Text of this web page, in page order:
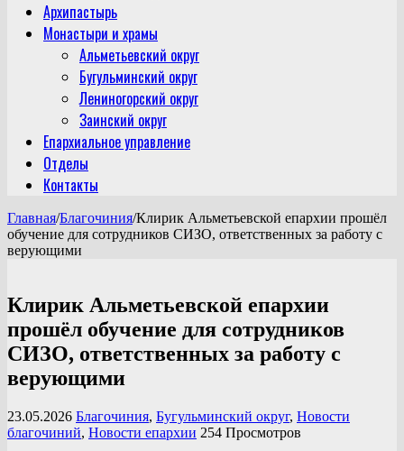
Архипастырь
Монастыри и храмы
Альметьевский округ
Бугульминский округ
Лениногорский округ
Заинский округ
Епархиальное управление
Отделы
Контакты
Главная/Благочиния/Клирик Альметьевской епархии прошёл
обучение для сотрудников СИЗО, ответственных за работу с
верующими
Клирик Альметьевской епархии
прошёл обучение для сотрудников
СИЗО, ответственных за работу с
верующими
23.05.2026 Благочиния, Бугульминский округ, Новости
благочиний, Новости епархии 254 Просмотров